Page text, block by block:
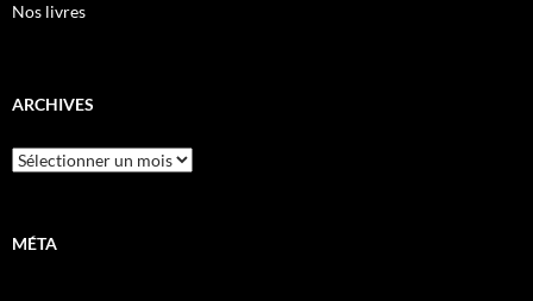
Nos livres
ARCHIVES
Archives
MÉTA